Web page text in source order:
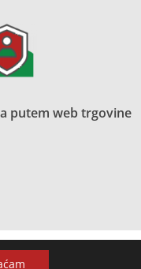
putem web trgovine